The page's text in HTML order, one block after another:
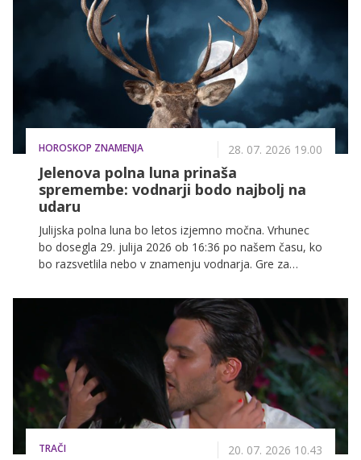
katerih boš videti sveže – tudi ko je zunaj 35 stopinj ali
HOROSKOP ZNAMENJA 28. 07. 2026 19.00
Jelenova polna luna prinaša
spremembe: vodnarji bodo najbolj na
udaru
Julijska polna luna bo letos izjemno močna. Vrhunec
bo dosegla 29. julija 2026 ob 16:36 po našem času, ko
bo razsvetlila nebo v znamenju vodnarja. Gre za
občutek, da je čas, da prevzamemo odgovornost za
svoje življenje. Julijsko polno luno imenujemo tudi
jelenova luna, kar ji daje poseben simbolni pomen.
TRAČI 20. 07. 2026 10.43